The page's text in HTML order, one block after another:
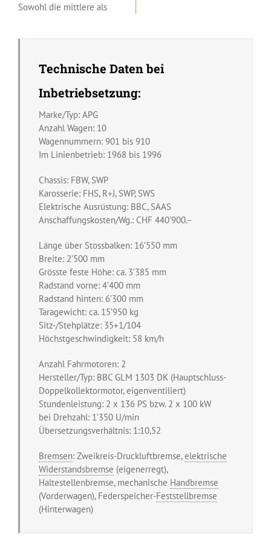
Sowohl die mittlere als
Technische Daten bei
Inbetriebsetzung:
Marke/Typ: APG
Anzahl Wagen: 10
Wagennummern: 901 bis 910
Im Linienbetrieb: 1968 bis 1996
Chassis: FBW, SWP
Karosserie: FHS, R+J, SWP, SWS
Elektrische Ausrüstung: BBC, SAAS
Anschaffungskosten/Wg.: CHF 440’900.–
Länge über Stossbalken: 16’550 mm
Breite: 2’500 mm
Grösste feste Höhe: ca. 3’385 mm
Radstand vorne: 4’400 mm
Radstand hinten: 6’300 mm
Taragewicht: ca. 15’950 kg
Sitz-/Stehplätze: 35+1/104
Höchstgeschwindigkeit: 58 km/h
Anzahl Fahrmotoren: 2
Hersteller/Typ: BBC GLM 1303 DK (Hauptschluss-
Doppelkollektormotor, eigenventiliert)
Stundenleistung: 2 x 136 PS bzw. 2 x 100 kW
bei Drehzahl: 1’350 U/min
Übersetzungsverhältnis: 1:10,52
Bremsen: Zweikreis-Druckluftbremse,elektrische
Widerstandsbremse (eigenerregt),
Haltestellenbremse, mechanische Handbremse
(Vorderwagen), Federspeicher-Feststellbremse
(Hinterwagen)